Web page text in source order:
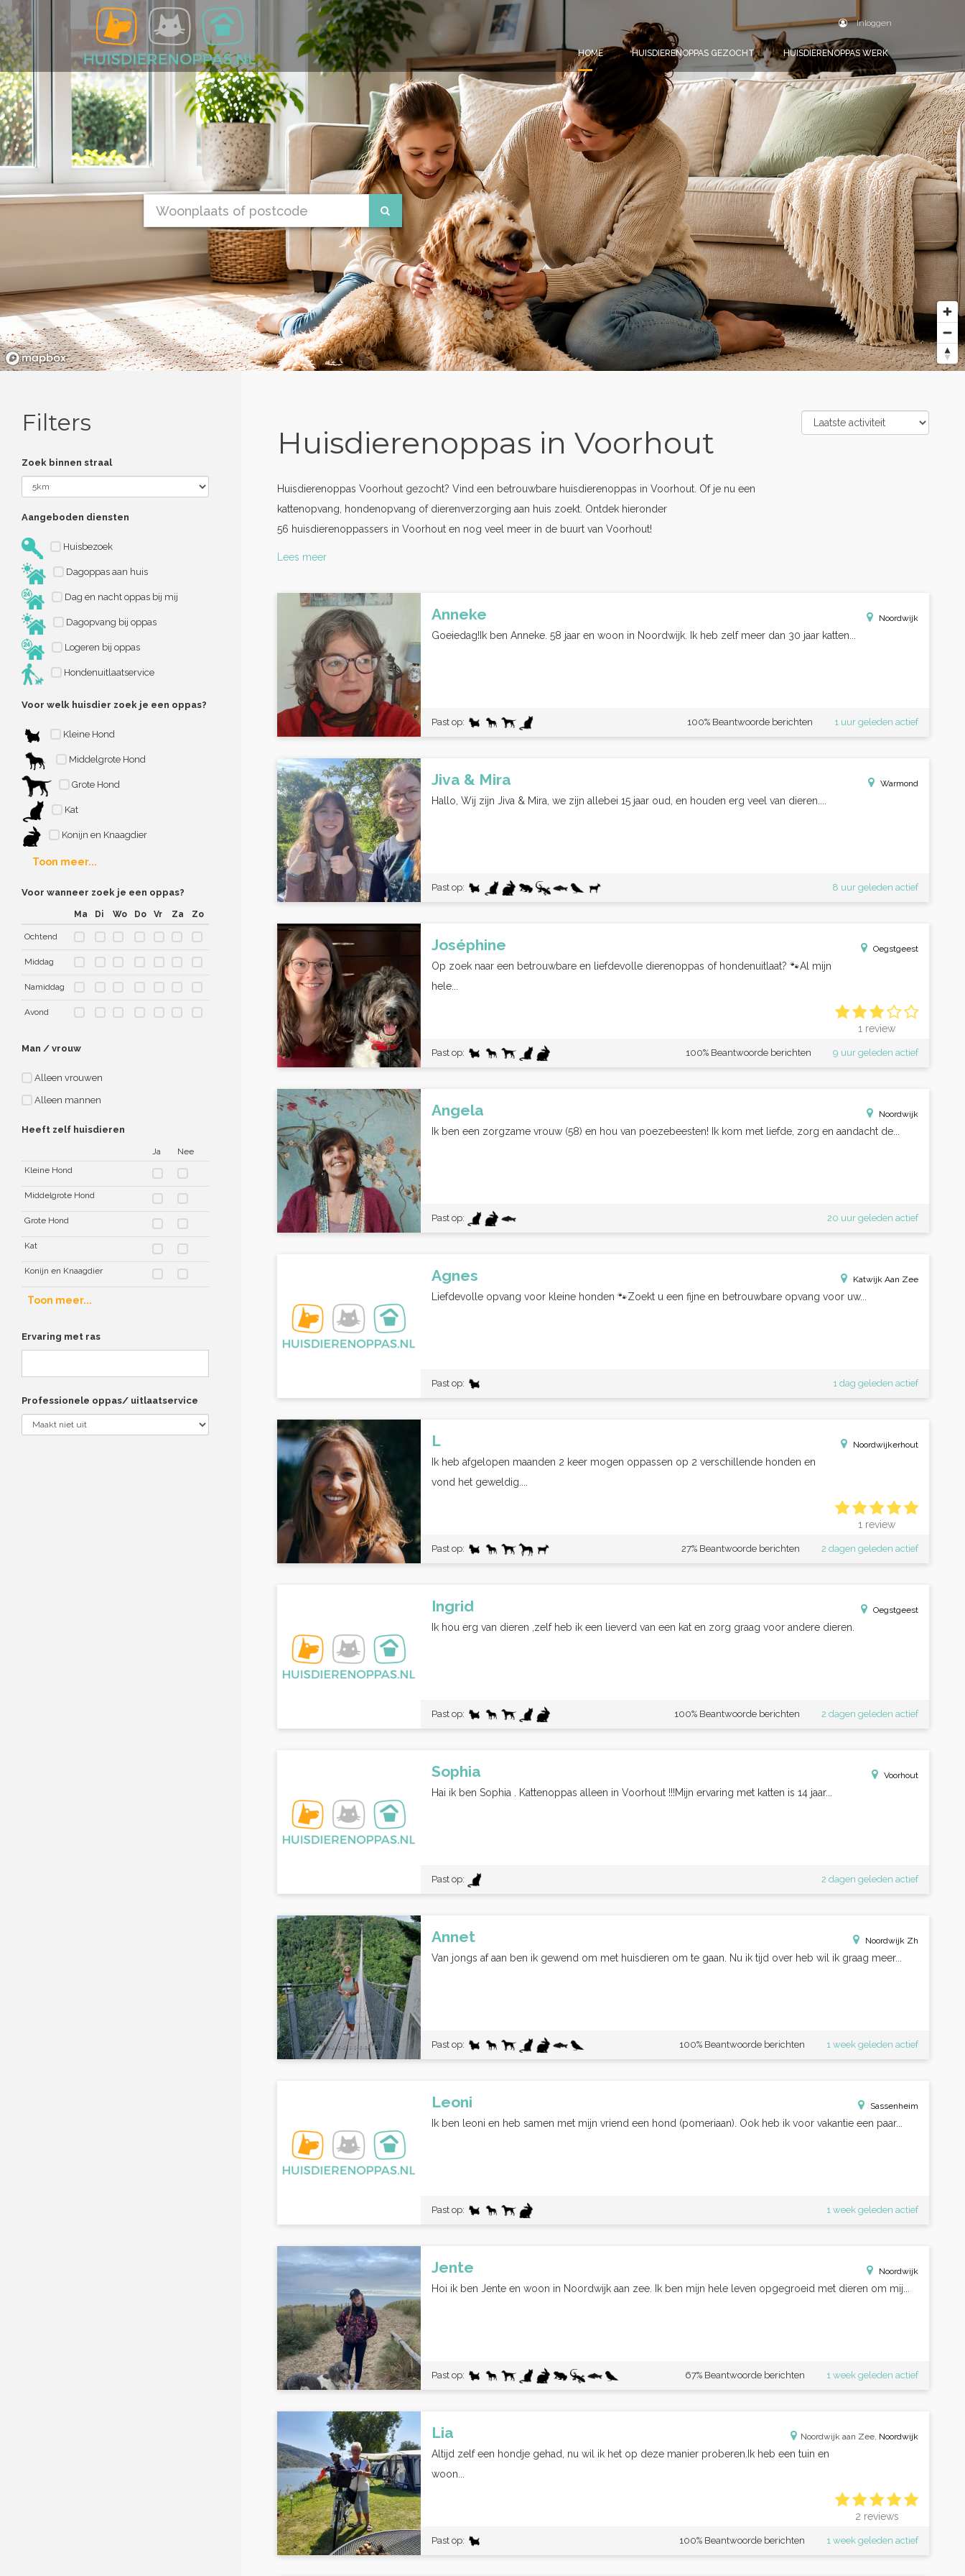
Inloggen
HOME HUISDIERENOPPAS GEZOCHT HUISDIERENOPPAS WERK
Filters
Zoek binnen straal
Aangeboden diensten
Huisbezoek
Dagoppas aan huis
Dag en nacht oppas bij mij
Dagopvang bij oppas
Logeren bij oppas
Hondenuitlaatservice
Voor welk huisdier zoek je een oppas?
Kleine Hond
Middelgrote Hond
Grote Hond
Kat
Konijn en Knaagdier
Toon meer...
Voor wanneer zoek je een oppas?
Ma Di Wo Do Vr Za Zo
Ochtend
Middag
Namiddag
Avond
Man / vrouw
Alleen vrouwen
Alleen mannen
Heeft zelf huisdieren
Ja
Nee
Kleine Hond
Middelgrote Hond
Grote Hond
Kat
Konijn en Knaagdier
Toon meer...
Ervaring met ras
Professionele oppas/ uitlaatservice
Huisdierenoppas in Voorhout
Huisdierenoppas Voorhout gezocht? Vind een betrouwbare huisdierenoppas in Voorhout. Of je nu een
kattenopvang, hondenopvang of dierenverzorging aan huis zoekt. Ontdek hieronder
56 huisdierenoppassers in Voorhout en nog veel meer in de buurt van Voorhout!
Lees meer
Anneke Noordwijk
Goeiedag!Ik ben Anneke. 58 jaar en woon in Noordwijk. Ik heb zelf meer dan 30 jaar katten...
Past op: 1 uur geleden actief
100% Beantwoorde berichten
Jiva & Mira Warmond
Hallo, Wij zijn Jiva & Mira, we zijn allebei 15 jaar oud, en houden erg veel van dieren....
Past op: 8 uur geleden actief
Joséphine Oegstgeest
1 review
Op zoek naar een betrouwbare en liefdevolle dierenoppas of hondenuitlaat? 🐾Al mijn
hele...
Past op: 9 uur geleden actief
100% Beantwoorde berichten
Angela Noordwijk
Ik ben een zorgzame vrouw (58) en hou van poezebeesten! Ik kom met liefde, zorg en aandacht de...
Past op: 20 uur geleden actief
Agnes Katwijk Aan Zee
Liefdevolle opvang voor kleine honden 🐾Zoekt u een fijne en betrouwbare opvang voor uw...
Past op: 1 dag geleden actief
L Noordwijkerhout
1 review
Ik heb afgelopen maanden 2 keer mogen oppassen op 2 verschillende honden en
vond het geweldig....
Past op: 2 dagen geleden actief
27% Beantwoorde berichten
Ingrid Oegstgeest
Ik hou erg van dieren ,zelf heb ik een lieverd van een kat en zorg graag voor andere dieren.
Past op: 2 dagen geleden actief
100% Beantwoorde berichten
Sophia Voorhout
Hai ik ben Sophia . Kattenoppas alleen in Voorhout !!!Mijn ervaring met katten is 14 jaar...
Past op: 2 dagen geleden actief
Annet Noordwijk Zh
Van jongs af aan ben ik gewend om met huisdieren om te gaan. Nu ik tijd over heb wil ik graag meer...
Past op: 1 week geleden actief
100% Beantwoorde berichten
Leoni Sassenheim
Ik ben leoni en heb samen met mijn vriend een hond (pomeriaan). Ook heb ik voor vakantie een paar...
Past op: 1 week geleden actief
Jente Noordwijk
Hoi ik ben Jente en woon in Noordwijk aan zee. Ik ben mijn hele leven opgegroeid met dieren om mij...
Past op: 1 week geleden actief
67% Beantwoorde berichten
Lia Noordwijk aan Zee, Noordwijk
2 reviews
Altijd zelf een hondje gehad, nu wil ik het op deze manier proberen.Ik heb een tuin en
woon...
Past op: 1 week geleden actief
100% Beantwoorde berichten